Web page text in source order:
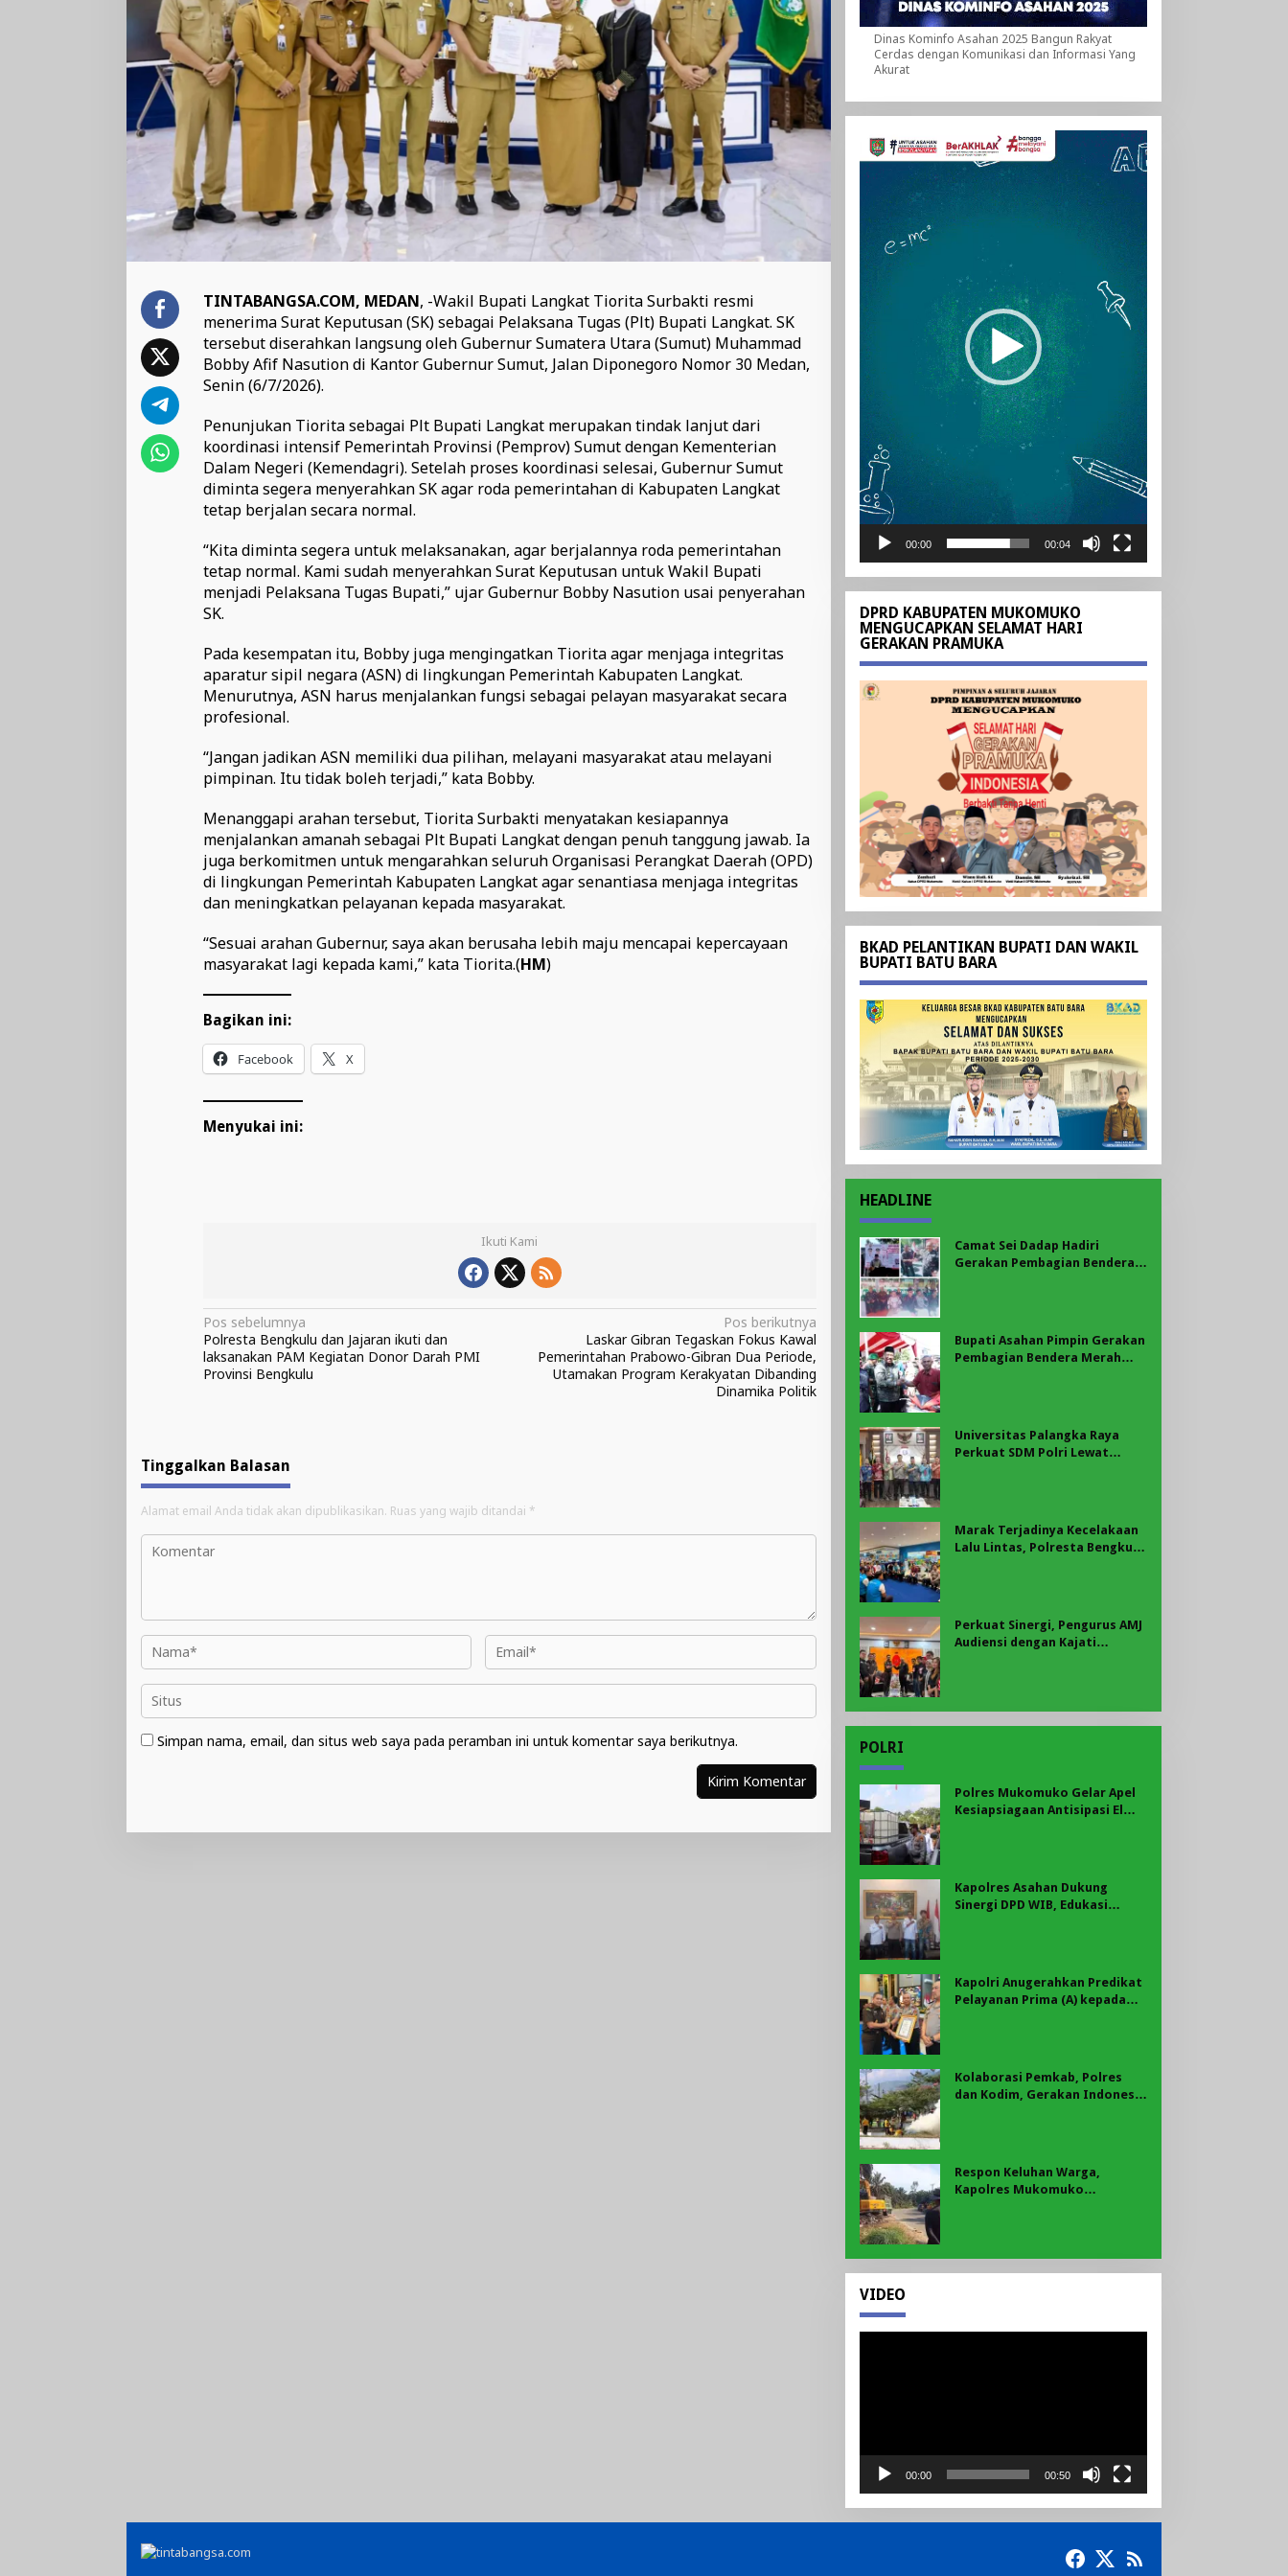
TINTABANGSA.COM, MEDAN, -Wakil Bupati Langkat Tiorita Surbakti resmi
menerima Surat Keputusan (SK) sebagai Pelaksana Tugas (Plt) Bupati Langkat. SK
tersebut diserahkan langsung oleh Gubernur Sumatera Utara (Sumut) Muhammad
Bobby Afif Nasution di Kantor Gubernur Sumut, Jalan Diponegoro Nomor 30 Medan,
Senin (6/7/2026).
Penunjukan Tiorita sebagai Plt Bupati Langkat merupakan tindak lanjut dari
koordinasi intensif Pemerintah Provinsi (Pemprov) Sumut dengan Kementerian
Dalam Negeri (Kemendagri). Setelah proses koordinasi selesai, Gubernur Sumut
diminta segera menyerahkan SK agar roda pemerintahan di Kabupaten Langkat
tetap berjalan secara normal.
“Kita diminta segera untuk melaksanakan, agar berjalannya roda pemerintahan
tetap normal. Kami sudah menyerahkan Surat Keputusan untuk Wakil Bupati
menjadi Pelaksana Tugas Bupati,” ujar Gubernur Bobby Nasution usai penyerahan
SK.
Pada kesempatan itu, Bobby juga mengingatkan Tiorita agar menjaga integritas
aparatur sipil negara (ASN) di lingkungan Pemerintah Kabupaten Langkat.
Menurutnya, ASN harus menjalankan fungsi sebagai pelayan masyarakat secara
profesional.
“Jangan jadikan ASN memiliki dua pilihan, melayani masyarakat atau melayani
pimpinan. Itu tidak boleh terjadi,” kata Bobby.
Menanggapi arahan tersebut, Tiorita Surbakti menyatakan kesiapannya
menjalankan amanah sebagai Plt Bupati Langkat dengan penuh tanggung jawab. Ia
juga berkomitmen untuk mengarahkan seluruh Organisasi Perangkat Daerah (OPD)
di lingkungan Pemerintah Kabupaten Langkat agar senantiasa menjaga integritas
dan meningkatkan pelayanan kepada masyarakat.
“Sesuai arahan Gubernur, saya akan berusaha lebih maju mencapai kepercayaan
masyarakat lagi kepada kami,” kata Tiorita.(HM)
Bagikan ini:
Facebook X
Menyukai ini:
Ikuti Kami
Navigasi
pos
Pos sebelumnya
Polresta Bengkulu dan Jajaran ikuti dan
laksanakan PAM Kegiatan Donor Darah PMI
Provinsi Bengkulu
Pos berikutnya
Laskar Gibran Tegaskan Fokus Kawal
Pemerintahan Prabowo-Gibran Dua Periode,
Utamakan Program Kerakyatan Dibanding
Dinamika Politik
Tinggalkan Balasan
Alamat email Anda tidak akan dipublikasikan. Ruas yang wajib ditandai *
Simpan nama, email, dan situs web saya pada peramban ini untuk komentar saya berikutnya.
Dinas Kominfo Asahan 2025 Bangun Rakyat
Cerdas dengan Komunikasi dan Informasi Yang
Akurat
Pemutar
Video
00:00 00:04
DPRD KABUPATEN MUKOMUKO
MENGUCAPKAN SELAMAT HARI
GERAKAN PRAMUKA
BKAD PELANTIKAN BUPATI DAN WAKIL
BUPATI BATU BARA
HEADLINE
Camat Sei Dadap Hadiri
Gerakan Pembagian Bendera
Bupati Asahan Pimpin Gerakan
Pembagian Bendera Merah
Universitas Palangka Raya
Perkuat SDM Polri Lewat
Marak Terjadinya Kecelakaan
Lalu Lintas, Polresta Bengkulu
Perkuat Sinergi, Pengurus AMJ
Audiensi dengan Kajati
POLRI
Polres Mukomuko Gelar Apel
Kesiapsiagaan Antisipasi El
Kapolres Asahan Dukung
Sinergi DPD WIB, Edukasi
Kapolri Anugerahkan Predikat
Pelayanan Prima (A) kepada
Kolaborasi Pemkab, Polres
dan Kodim, Gerakan Indonesia
Respon Keluhan Warga,
Kapolres Mukomuko
Ruas jalan Lintas
VIDEO
00:00 00:50